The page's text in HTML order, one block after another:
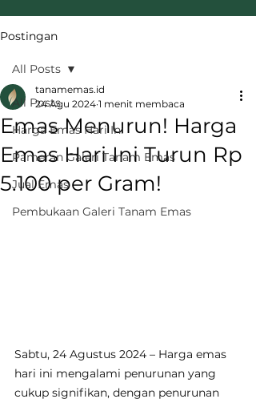
Postingan
All Posts
Harga Emas Hari Ini
Pameran Galeri Tanam Emas
Jual Emas
Pembukaan Galeri Tanam Emas
All Posts
Emas Menurun! Harga
Emas Hari Ini Turun Rp
5.100 per Gram!
tanamemas.id
24 Agu 2024 1 menit membaca
Sabtu, 24 Agustus 2024 – Harga emas
hari ini mengalami penurunan yang
cukup signifikan, dengan penurunan